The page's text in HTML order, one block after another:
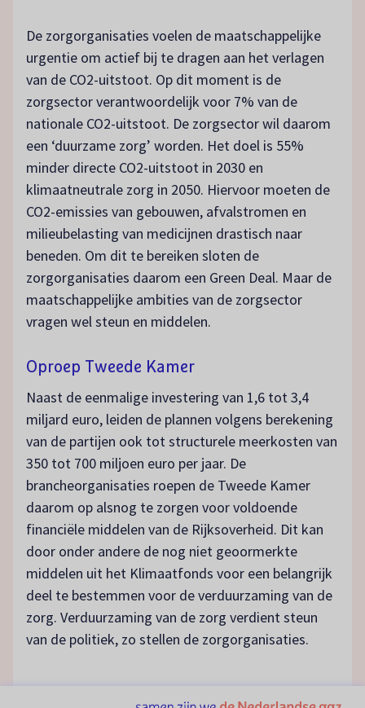
De zorgorganisaties voelen de maatschappelijke
urgentie om actief bij te dragen aan het verlagen
van de CO2-uitstoot. Op dit moment is de
zorgsector verantwoordelijk voor 7% van de
nationale CO2-uitstoot. De zorgsector wil daarom
een ‘duurzame zorg’ worden. Het doel is 55%
minder directe CO2-uitstoot in 2030 en
klimaatneutrale zorg in 2050. Hiervoor moeten de
CO2-emissies van gebouwen, afvalstromen en
milieubelasting van medicijnen drastisch naar
beneden. Om dit te bereiken sloten de
zorgorganisaties daarom een Green Deal. Maar de
maatschappelijke ambities van de zorgsector
vragen wel steun en middelen.
Oproep Tweede Kamer
Naast de eenmalige investering van 1,6 tot 3,4
miljard euro, leiden de plannen volgens berekening
van de partijen ook tot structurele meerkosten van
350 tot 700 miljoen euro per jaar. De
brancheorganisaties roepen de Tweede Kamer
daarom op alsnog te zorgen voor voldoende
financiële middelen van de Rijksoverheid. Dit kan
door onder andere de nog niet geoormerkte
middelen uit het Klimaatfonds voor een belangrijk
deel te bestemmen voor de verduurzaming van de
zorg. Verduurzaming van de zorg verdient steun
van de politiek, zo stellen de zorgorganisaties.